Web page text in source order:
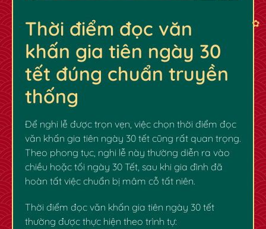
Thời điểm đọc văn
khấn gia tiên ngày 30
tết đúng chuẩn truyền
thống
Để nghi lễ được trọn vẹn, việc chọn thời điểm đọc
văn khấn gia tiên ngày 30 tết cũng rất quan trọng.
Theo phong tục, nghi lễ này thường diễn ra vào
chiều hoặc tối ngày 30 Tết, sau khi gia đình đã
hoàn tất việc chuẩn bị mâm cỗ tất niên.
Thời điểm đọc văn khấn gia tiên ngày 30 tết
thường được thực hiện theo trình tự:
✿ ✿